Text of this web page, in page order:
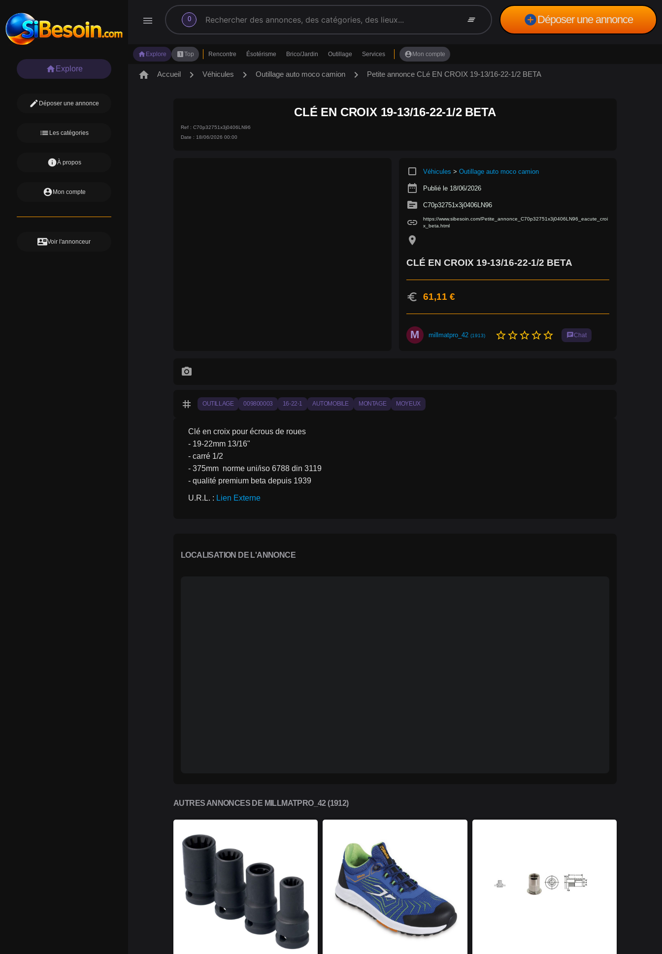
menu 0
search clear_all add_circleDéposer une annonce
home Explore looks_oneTop Rencontre Ésotérisme Brico/Jardin Outillage Services account_circle Mon compte
home Explore
edit Déposer une annonce
list Les catégories
infoÀ propos
account_circle Mon compte
contact_mailVoir l'annonceur
home Accueil chevron_right Véhicules chevron_right Outillage auto moco camion chevron_right Petite annonce CLé EN CROIX 19-13/16-22-1/2 BETA
CLÉ EN CROIX 19-13/16-22-1/2 BETA
Ref : C70p32751x3j0406LN96
Date : 18/06/2026 00:00
crop_square Véhicules > Outillage auto moco camion
date_range Publié le 18/06/2026
source C70p32751x3j0406LN96
link
https://www.sibesoin.com/Petite_annonce_C70p32751x3j0406LN96_eacute_croi
x_beta.html
location_on
CLÉ EN CROIX 19-13/16-22-1/2 BETA
euro 61,11 €
M millmatpro_42 (1913) star_borderstar_borderstar_borderstar_borderstar_border chatChat
photo_camera
tag OUTILLAGE 009800003 16-22-1 AUTOMOBILE MONTAGE MOYEUX
Clé en croix pour écrous de roues
- 19-22mm 13/16"
- carré 1/2
- 375mm  norme uni/iso 6788 din 3119
- qualité premium beta depuis 1939
U.R.L. : Lien Externe
LOCALISATION DE L'ANNONCE
AUTRES ANNONCES DE MILLMATPRO_42 (1912)